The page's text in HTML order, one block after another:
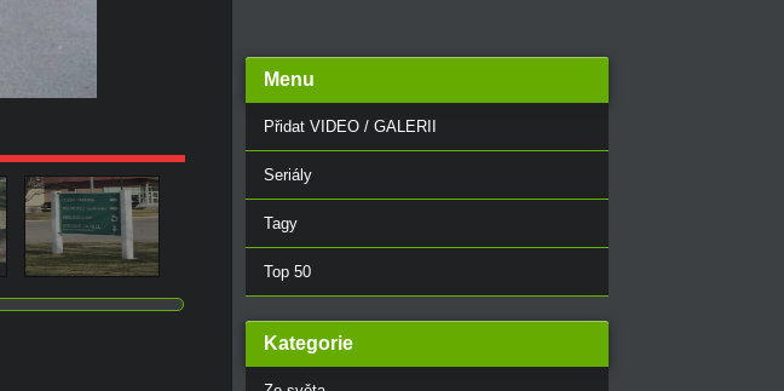
Menu
Přidat VIDEO / GALERII
Seriály
Tagy
Top 50
Kategorie